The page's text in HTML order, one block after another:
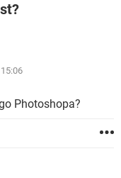
Photoshopa?